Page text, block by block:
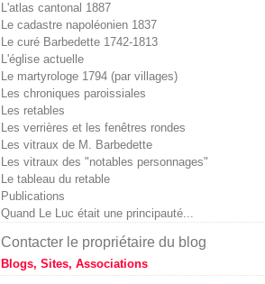
L'atlas cantonal 1887
Le cadastre napoléonien 1837
Le curé Barbedette 1742-1813
L'église actuelle
Le martyrologe 1794 (par villages)
Les chroniques paroissiales
Les retables
Les verrières et les fenêtres rondes
Les vitraux de M. Barbedette
Les vitraux des "notables personnages"
Le tableau du retable
Publications
Quand Le Luc était une principauté...
Contacter le propriétaire du blog
Blogs, Sites, Associations